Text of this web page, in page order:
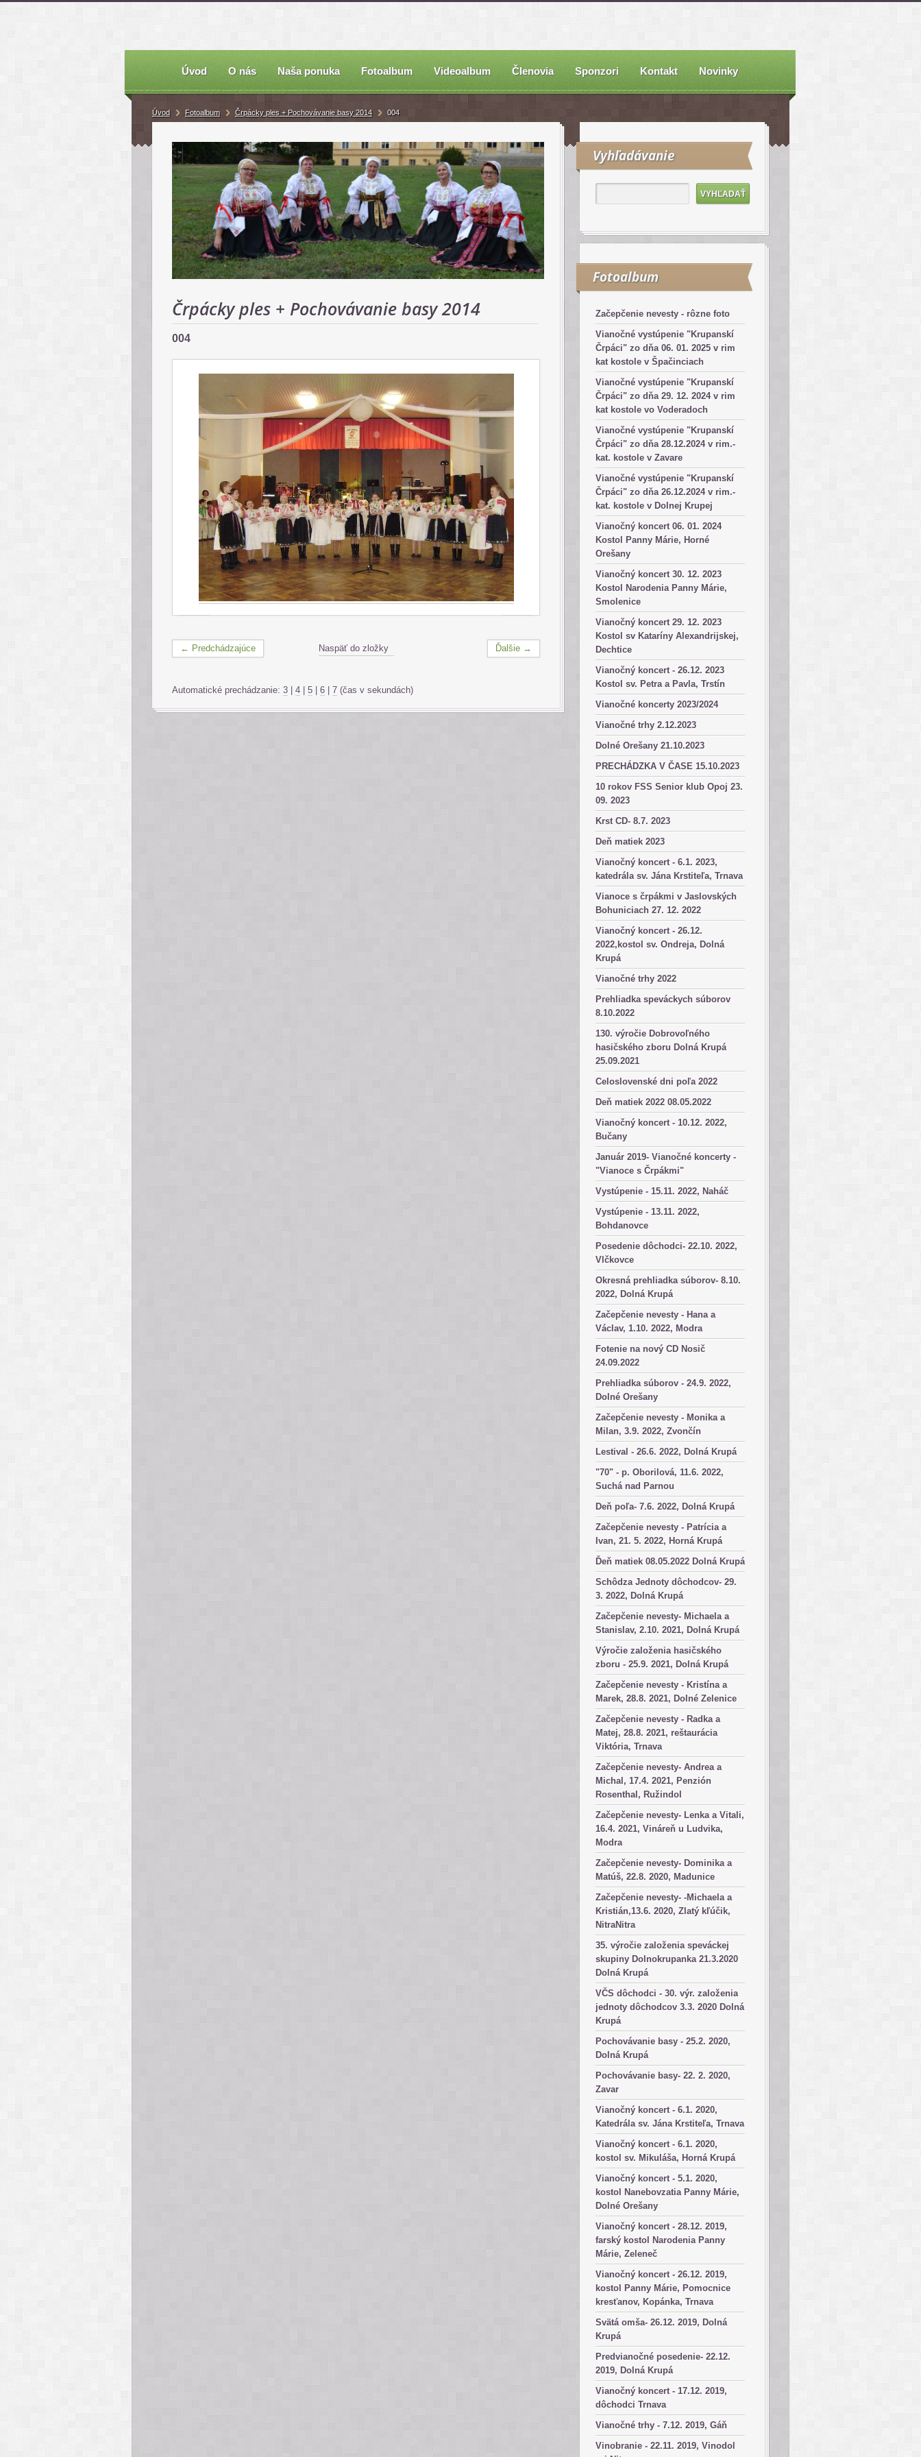
Úvod O nás Naša ponuka Fotoalbum Videoalbum Členovia Sponzori Kontakt Novinky
Vyhľadávanie
Fotoalbum
Začepčenie nevesty - rôzne foto
Vianočné vystúpenie "Krupanskí
Črpáci" zo dňa 06. 01. 2025 v rim
kat kostole v Špačinciach
Vianočné vystúpenie "Krupanskí
Črpáci" zo dňa 29. 12. 2024 v rim
kat kostole vo Voderadoch
Vianočné vystúpenie "Krupanskí
Črpáci" zo dňa 28.12.2024 v rim.-
kat. kostole v Zavare
Vianočné vystúpenie "Krupanskí
Črpáci" zo dňa 26.12.2024 v rim.-
kat. kostole v Dolnej Krupej
Vianočný koncert 06. 01. 2024
Kostol Panny Márie, Horné
Orešany
Vianočný koncert 30. 12. 2023
Kostol Narodenia Panny Márie,
Smolenice
Vianočný koncert 29. 12. 2023
Kostol sv Kataríny Alexandrijskej,
Dechtice
Vianočný koncert - 26.12. 2023
Kostol sv. Petra a Pavla, Trstín
Vianočné koncerty 2023/2024
Vianočné trhy 2.12.2023
Dolné Orešany 21.10.2023
PRECHÁDZKA V ČASE 15.10.2023
10 rokov FSS Senior klub Opoj 23.
09. 2023
Krst CD- 8.7. 2023
Deň matiek 2023
Vianočný koncert - 6.1. 2023,
katedrála sv. Jána Krstiteľa, Trnava
Vianoce s črpákmi v Jaslovských
Bohuniciach 27. 12. 2022
Vianočný koncert - 26.12.
2022,kostol sv. Ondreja, Dolná
Krupá
Vianočné trhy 2022
Prehliadka speváckych súborov
8.10.2022
130. výročie Dobrovoľného
hasičského zboru Dolná Krupá
25.09.2021
Celoslovenské dni poľa 2022
Deň matiek 2022 08.05.2022
Vianočný koncert - 10.12. 2022,
Bučany
Január 2019- Vianočné koncerty -
"Vianoce s Črpákmi"
Vystúpenie - 15.11. 2022, Naháč
Vystúpenie - 13.11. 2022,
Bohdanovce
Posedenie dôchodci- 22.10. 2022,
Vlčkovce
Okresná prehliadka súborov- 8.10.
2022, Dolná Krupá
Začepčenie nevesty - Hana a
Václav, 1.10. 2022, Modra
Fotenie na nový CD Nosič
24.09.2022
Prehliadka súborov - 24.9. 2022,
Dolné Orešany
Začepčenie nevesty - Monika a
Milan, 3.9. 2022, Zvončín
Lestival - 26.6. 2022, Dolná Krupá
"70" - p. Oborilová, 11.6. 2022,
Suchá nad Parnou
Deň poľa- 7.6. 2022, Dolná Krupá
Začepčenie nevesty - Patrícia a
Ivan, 21. 5. 2022, Horná Krupá
Ďeň matiek 08.05.2022 Dolná Krupá
Schôdza Jednoty dôchodcov- 29.
3. 2022, Dolná Krupá
Začepčenie nevesty- Michaela a
Stanislav, 2.10. 2021, Dolná Krupá
Výročie založenia hasičského
zboru - 25.9. 2021, Dolná Krupá
Začepčenie nevesty - Kristína a
Marek, 28.8. 2021, Dolné Zelenice
Začepčenie nevesty - Radka a
Matej, 28.8. 2021, reštaurácia
Viktória, Trnava
Začepčenie nevesty- Andrea a
Michal, 17.4. 2021, Penzión
Rosenthal, Ružindol
Začepčenie nevesty- Lenka a Vitali,
16.4. 2021, Vináreň u Ludvika,
Modra
Začepčenie nevesty- Dominika a
Matúš, 22.8. 2020, Madunice
Začepčenie nevesty- -Michaela a
Kristián,13.6. 2020, Zlatý kľúčik,
NitraNitra
35. výročie založenia speváckej
skupiny Dolnokrupanka 21.3.2020
Dolná Krupá
VČS dôchodci - 30. výr. založenia
jednoty dôchodcov 3.3. 2020 Dolná
Krupá
Pochovávanie basy - 25.2. 2020,
Dolná Krupá
Pochovávanie basy- 22. 2. 2020,
Zavar
Vianočný koncert - 6.1. 2020,
Katedrála sv. Jána Krstiteľa, Trnava
Vianočný koncert - 6.1. 2020,
kostol sv. Mikuláša, Horná Krupá
Vianočný koncert - 5.1. 2020,
kostol Nanebovzatia Panny Márie,
Dolné Orešany
Vianočný koncert - 28.12. 2019,
farský kostol Narodenia Panny
Márie, Zeleneč
Vianočný koncert - 26.12. 2019,
kostol Panny Márie, Pomocnice
kresťanov, Kopánka, Trnava
Svätá omša- 26.12. 2019, Dolná
Krupá
Predvianočné posedenie- 22.12.
2019, Dolná Krupá
Vianočný koncert - 17.12. 2019,
dôchodci Trnava
Vianočné trhy - 7.12. 2019, Gáň
Vinobranie - 22.11. 2019, Vinodol
Úvod Fotoalbum Črpácky ples + Pochovávanie basy 2014 004
Črpácky ples + Pochovávanie basy 2014
004
← Predchádzajúce Ďalšie →
Naspäť do zložky
Automatické prechádzanie: 3 4 5 6 7 (čas v sekundách)